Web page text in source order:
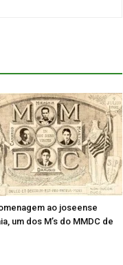
ao joseense
um dos M’s do MMDC de